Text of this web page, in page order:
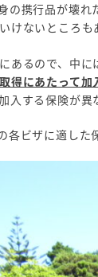
の携行品が壊
けないところも
あるので、中
得にあたって加
入する保険が
各ビザに適した